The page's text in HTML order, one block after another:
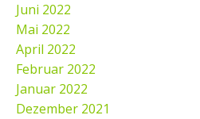
Juni 2022
Mai 2022
April 2022
Februar 2022
Januar 2022
Dezember 2021